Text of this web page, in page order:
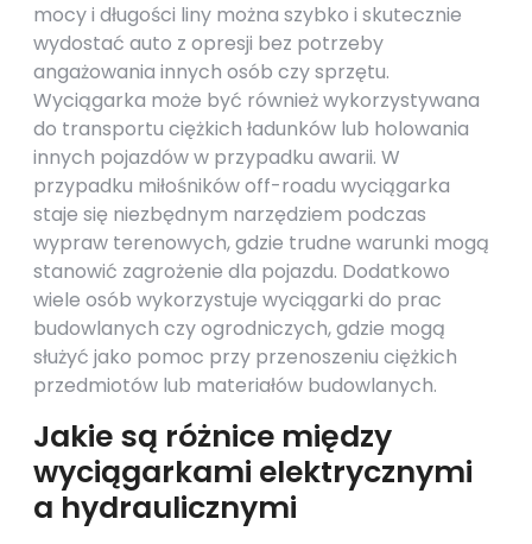
mocy i długości liny można szybko i skutecznie
wydostać auto z opresji bez potrzeby
angażowania innych osób czy sprzętu.
Wyciągarka może być również wykorzystywana
do transportu ciężkich ładunków lub holowania
innych pojazdów w przypadku awarii. W
przypadku miłośników off-roadu wyciągarka
staje się niezbędnym narzędziem podczas
wypraw terenowych, gdzie trudne warunki mogą
stanowić zagrożenie dla pojazdu. Dodatkowo
wiele osób wykorzystuje wyciągarki do prac
budowlanych czy ogrodniczych, gdzie mogą
służyć jako pomoc przy przenoszeniu ciężkich
przedmiotów lub materiałów budowlanych.
Jakie są różnice między
wyciągarkami elektrycznymi
a hydraulicznymi